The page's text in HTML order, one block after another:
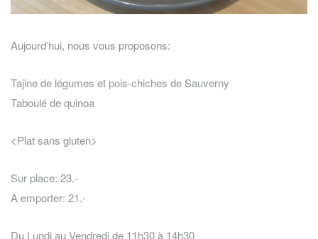
Aujourd’hui, nous vous proposons:
Tajine de légumes et pois-chiches de Sauverny
Taboulé de quinoa
<Plat sans gluten>
Sur place: 23.-
A emporter: 21.-
Du Lundi au Vendredi de 11h30 à 14h30